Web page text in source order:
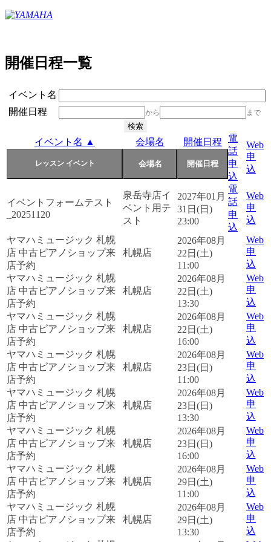
開催日程一覧
イベント名
開催日程
から まで
イベント名 ▲ 会場名 開催日程
電
話
申
込
Web
申
込
イベントフォームテスト
_20251120
泉岳寺店イ
ベント用テ
スト
2027年01月
31日(日)
23:00
電
話
申
込
Web
申
込
ヤマハミュージック 札幌
店 中古ピアノショップ来
店予約
札幌店
2026年08月
22日(土)
11:00
Web
申
込
ヤマハミュージック 札幌
店 中古ピアノショップ来
店予約
札幌店
2026年08月
22日(土)
13:30
Web
申
込
ヤマハミュージック 札幌
店 中古ピアノショップ来
店予約
札幌店
2026年08月
22日(土)
16:00
Web
申
込
ヤマハミュージック 札幌
店 中古ピアノショップ来
店予約
札幌店
2026年08月
23日(日)
11:00
Web
申
込
ヤマハミュージック 札幌
店 中古ピアノショップ来
店予約
札幌店
2026年08月
23日(日)
13:30
Web
申
込
ヤマハミュージック 札幌
店 中古ピアノショップ来
店予約
札幌店
2026年08月
23日(日)
16:00
Web
申
込
ヤマハミュージック 札幌
店 中古ピアノショップ来
店予約
札幌店
2026年08月
29日(土)
11:00
Web
申
込
ヤマハミュージック 札幌
店 中古ピアノショップ来
店予約
札幌店
2026年08月
29日(土)
13:30
Web
申
込